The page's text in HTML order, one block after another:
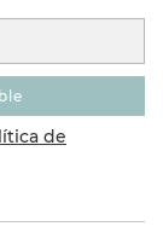
de